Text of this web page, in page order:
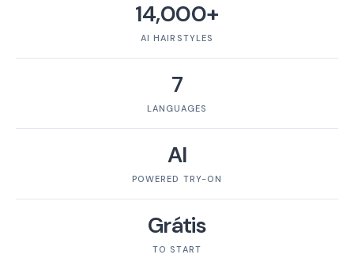
14,000+
AI HAIRSTYLES
7
LANGUAGES
AI
POWERED TRY-ON
Grátis
TO START